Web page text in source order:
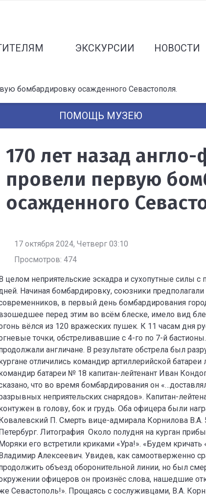
ЭКСКУРСИИ НОВОСТИ
бомбардировку осажденного Севастополя.
ПОМОЩЬ МУЗЕЮ
170 лет назад
провели первую
осажденного
17 октября 2024, Четверг 03:10
Просмотров: 474
целом неприятельские эскадра и сухопутные силы
Начиная бомбардировку, союзники
в первый день бомбардирования
перед этим во всём блеске, имело вид
вёлся из 120 вражеских пушек. К 11 часам дня
точки, обстреливавшие с 4-го по 7-й
англичане. В результате обстрела был
отличились командир артиллерийской
батареи № 18 капитан-лейтенант Иван
что во время бомбардирования он
неприятельских снарядов». Капитан-
в голову, бок и грудь. Оба офицера были
П. Смерть вице-адмирала Корнилова В.А.
Литография Около полудня на курган
его встретили криками «Ура!». «Будем кричать
Алексеевич. Увидев, как самоотверженно
объезд оборонительной линии, но был
офицеров он произнёс слова, нашедшие
Севастополь!». Прощаясь с сослуживцами, В.А.